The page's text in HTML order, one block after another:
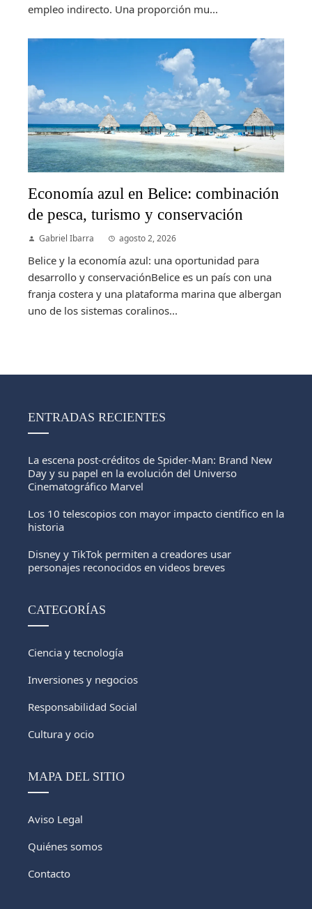
empleo indirecto. Una proporción mu...
Economía azul en Belice: combinación
de pesca, turismo y conservación
Gabriel Ibarra agosto 2, 2026
Belice y la economía azul: una oportunidad para
desarrollo y conservaciónBelice es un país con una
franja costera y una plataforma marina que albergan
uno de los sistemas coralinos...
ENTRADAS RECIENTES
La escena post-créditos de Spider-Man: Brand New
Day y su papel en la evolución del Universo
Cinematográfico Marvel
Los 10 telescopios con mayor impacto científico en la
historia
Disney y TikTok permiten a creadores usar
personajes reconocidos en videos breves
CATEGORÍAS
Ciencia y tecnología
Inversiones y negocios
Responsabilidad Social
Cultura y ocio
MAPA DEL SITIO
Aviso Legal
Quiénes somos
Contacto